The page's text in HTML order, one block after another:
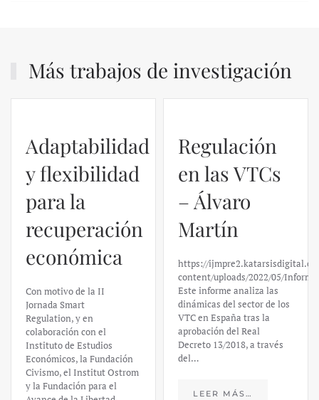
Más trabajos de investigación
Regulación
en las VTCs
– Álvaro
Martín
https://ijmpre2.katarsisdigital.com/wp-
content/uploads/2022/05/Informe_sobre_las_VTC.pdf
Este informe analiza las
dinámicas del sector de los
VTC en España tras la
aprobación del Real
Decreto 13/2018, a través
del…
LEER MÁS…
El caso de
Silicon
Valley Bank:
un análisis
financiero –
Daniel
Fernández